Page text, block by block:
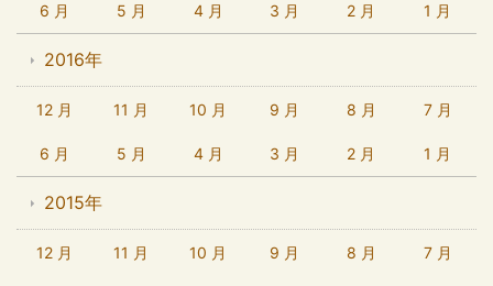
6 月 5 月 4 月 3 月 2 月 1 月
2016年
12 月 11 月 10 月 9 月 8 月 7 月
6 月 5 月 4 月 3 月 2 月 1 月
2015年
12 月 11 月 10 月 9 月 8 月 7 月